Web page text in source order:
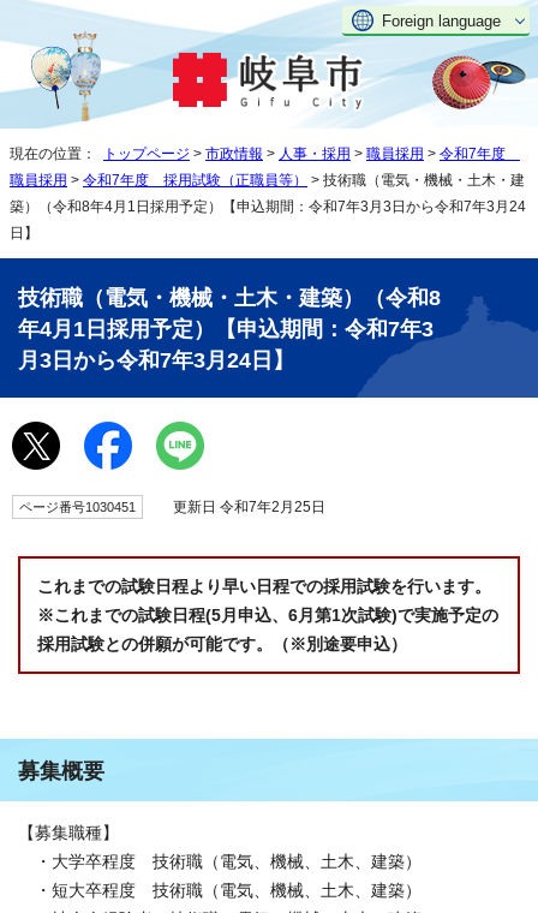
Foreign language
現在の位置： トップページ > 市政情報 > 人事・採用 > 職員採用 > 令和7年度
職員採用 > 令和7年度 採用試験（正職員等）
> 技術職（電気・機械・土木・建
築）（令和8年4月1日採用予定）【申込期間：令和7年3月3日から令和7年3月24
日】
技術職（電気・機械・土木・建築）（令和8
年4月1日採用予定）【申込期間：令和7年3
月3日から令和7年3月24日】
ページ番号1030451 更新日 令和7年2月25日
これまでの試験日程より早い日程での採用試験を行います。
※これまでの試験日程(5月申込、6月第1次試験)で実施予定の
採用試験との併願が可能です。（※別途要申込）
募集概要
【募集職種】
・大学卒程度 技術職（電気、機械、土木、建築）
・短大卒程度 技術職（電気、機械、土木、建築）